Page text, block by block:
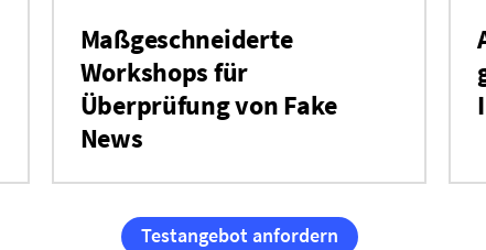
Maßgeschneiderte
Workshops für
Überprüfung von Fake
News
Testangebot anfordern